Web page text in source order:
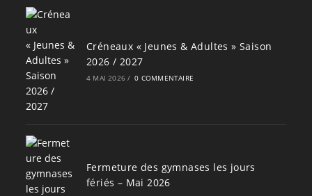
Créneaux « Jeunes & Adultes » Saison
2026 / 2027
4 MAI 2026 / 0 COMMENTAIRE
Fermeture des gymnases les jours
fériés – Mai 2026